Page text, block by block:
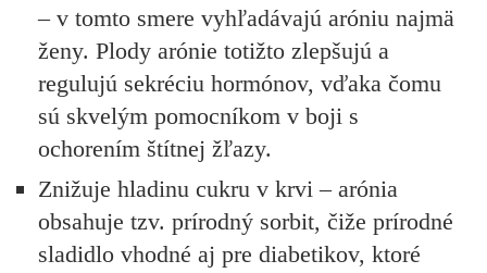
– v tomto smere vyhľadávajú aróniu najmä
ženy. Plody arónie totižto zlepšujú a
regulujú sekréciu hormónov, vďaka čomu
sú skvelým pomocníkom v boji s
ochorením štítnej žľazy.
Znižuje hladinu cukru v krvi– arónia
obsahuje tzv. prírodný sorbit, čiže prírodné
sladidlo vhodné aj pre diabetikov, ktoré